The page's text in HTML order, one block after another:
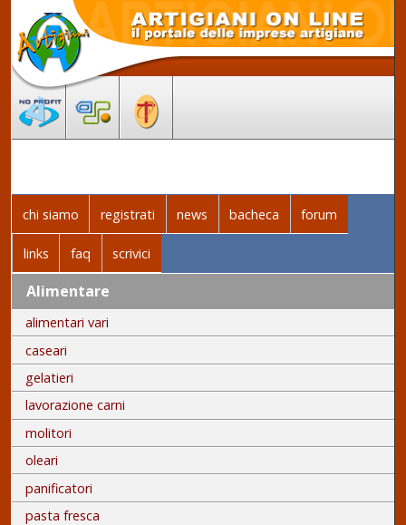
chi siamo registrati news bacheca forum
links faq scrivici
Alimentare
alimentari vari
caseari
gelatieri
lavorazione carni
molitori
oleari
panificatori
pasta fresca